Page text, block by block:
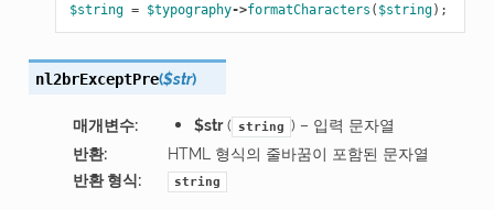
$string = $typography->formatCharacters ( $string);
nl2brExceptPre($str)
매개변수: $str( string ) – 입력 문자열
반환:
HTML 형식의 줄바꿈이 포함된 문자열
반환 형식: string